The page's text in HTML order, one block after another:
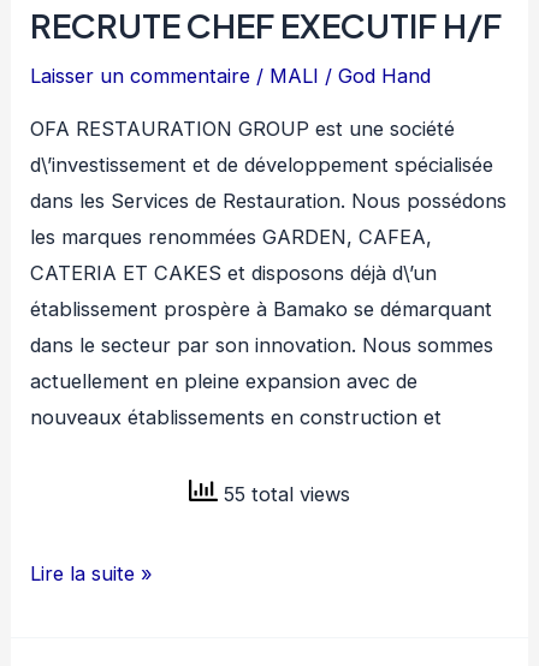
RECRUTE CHEF EXECUTIF H/F
Laisser un commentaire / MALI /God Hand
OFA RESTAURATION GROUP est une société
d\’investissement et de développement spécialisée
dans les Services de Restauration. Nous possédons
les marques renommées GARDEN, CAFEA,
CATERIA ET CAKES et disposons déjà d\’un
établissement prospère à Bamako se démarquant
dans le secteur par son innovation. Nous sommes
actuellement en pleine expansion avec de
nouveaux établissements en construction et
55 total views
OFA
Lire la suite »